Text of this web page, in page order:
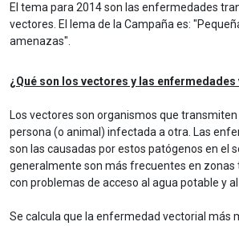
El tema para 2014 son las enfermedades
vectores. El lema de la Campaña es:
amenazas".
¿Qué son los vectores y las
Los vectores son organismos que
persona (o animal) infectada a otra. Las
son las causadas por estos patógenos en el
generalmente son más frecuentes en zonas
con problemas de acceso al agua potable y
Se calcula que la enfermedad vectorial más